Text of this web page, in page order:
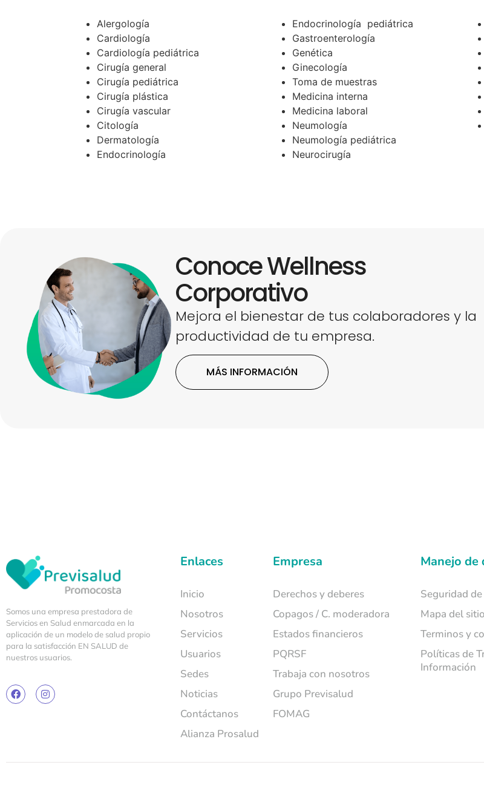
Alergología
Cardiología
Cardiología pediátrica
Cirugía general
Cirugía pediátrica
Cirugía plástica
Cirugía vascular
Citología
Dermatología
Endocrinología
Endocrinología pediátrica
Gastroenterología
Genética
Ginecología
Toma de muestras
Medicina interna
Medicina laboral
Neumología
Neumología pediátrica
Neurocirugía
Conoce Wellness
Corporativo
Mejora el bienestar de tus colaboradores y la
productividad de tu empresa.
MÁS INFORMACIÓN
Somos una empresa prestadora de
Servicios en Salud enmarcada en la
aplicación de un modelo de salud propio
para la satisfacción EN SALUD de
nuestros usuarios.
Enlaces
Inicio
Nosotros
Servicios
Usuarios
Sedes
Noticias
Contáctanos
Alianza Prosalud
Empresa
Derechos y deberes
Copagos / C. moderadora
Estados financieros
PQRSF
Trabaja con nosotros
Grupo Previsalud
FOMAG
Manejo de
Seguridad
Mapa del sitio
Terminos y
Políticas de
Información